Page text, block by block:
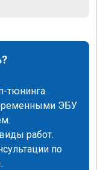
тюнинга.
ЭБУ
работ.
по